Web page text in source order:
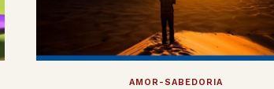
AMOR-SABEDORIA